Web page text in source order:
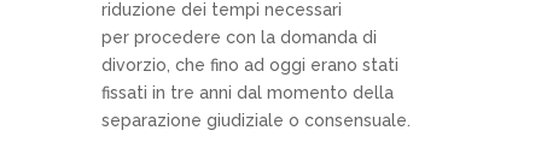
riduzione dei tempi necessari
per procedere con la domanda di
divorzio, che fino ad oggi erano stati
fissati in tre anni dal momento della
separazione giudiziale o consensuale.